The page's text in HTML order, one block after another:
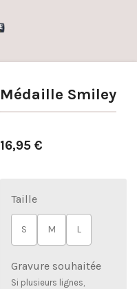
Médaille Smiley
16,95 €
Taille
S M L
Gravure souhaitée
Si plusieurs lignes,